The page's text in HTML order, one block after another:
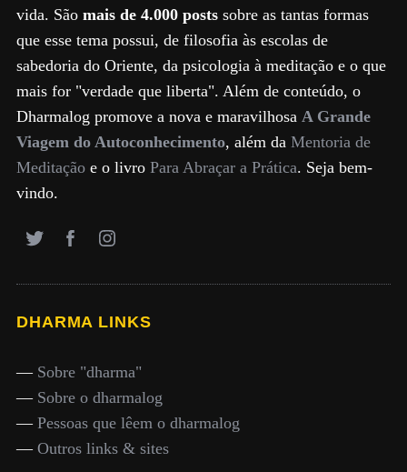
vida. São mais de 4.000 postssobre as tantas formas
que esse tema possui, de filosofia às escolas de
sabedoria do Oriente, da psicologia à meditação e o que
mais for "verdade que liberta". Além de conteúdo, o
Dharmalog promove a nova e maravilhosa A Grande
Viagem do Autoconhecimento, além da Mentoria de
Meditaçãoe o livro Para Abraçar a Prática. Seja bem-
vindo.
DHARMA LINKS
— Sobre "dharma"
— Sobre o dharmalog
— Pessoas que lêem o dharmalog
— Outros links & sites